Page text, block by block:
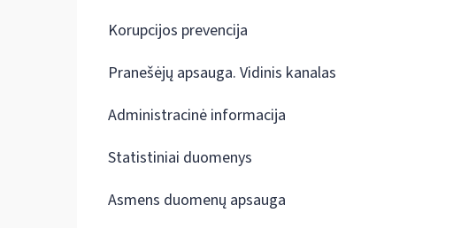
Korupcijos prevencija
Pranešėjų apsauga. Vidinis kanalas
Administracinė informacija
Statistiniai duomenys
Asmens duomenų apsauga